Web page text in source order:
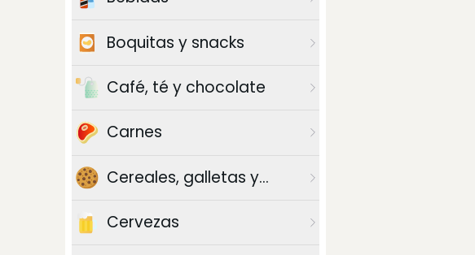
Boquitas y snacks
Café, té y chocolate
Carnes
Cereales, galletas y
Cervezas